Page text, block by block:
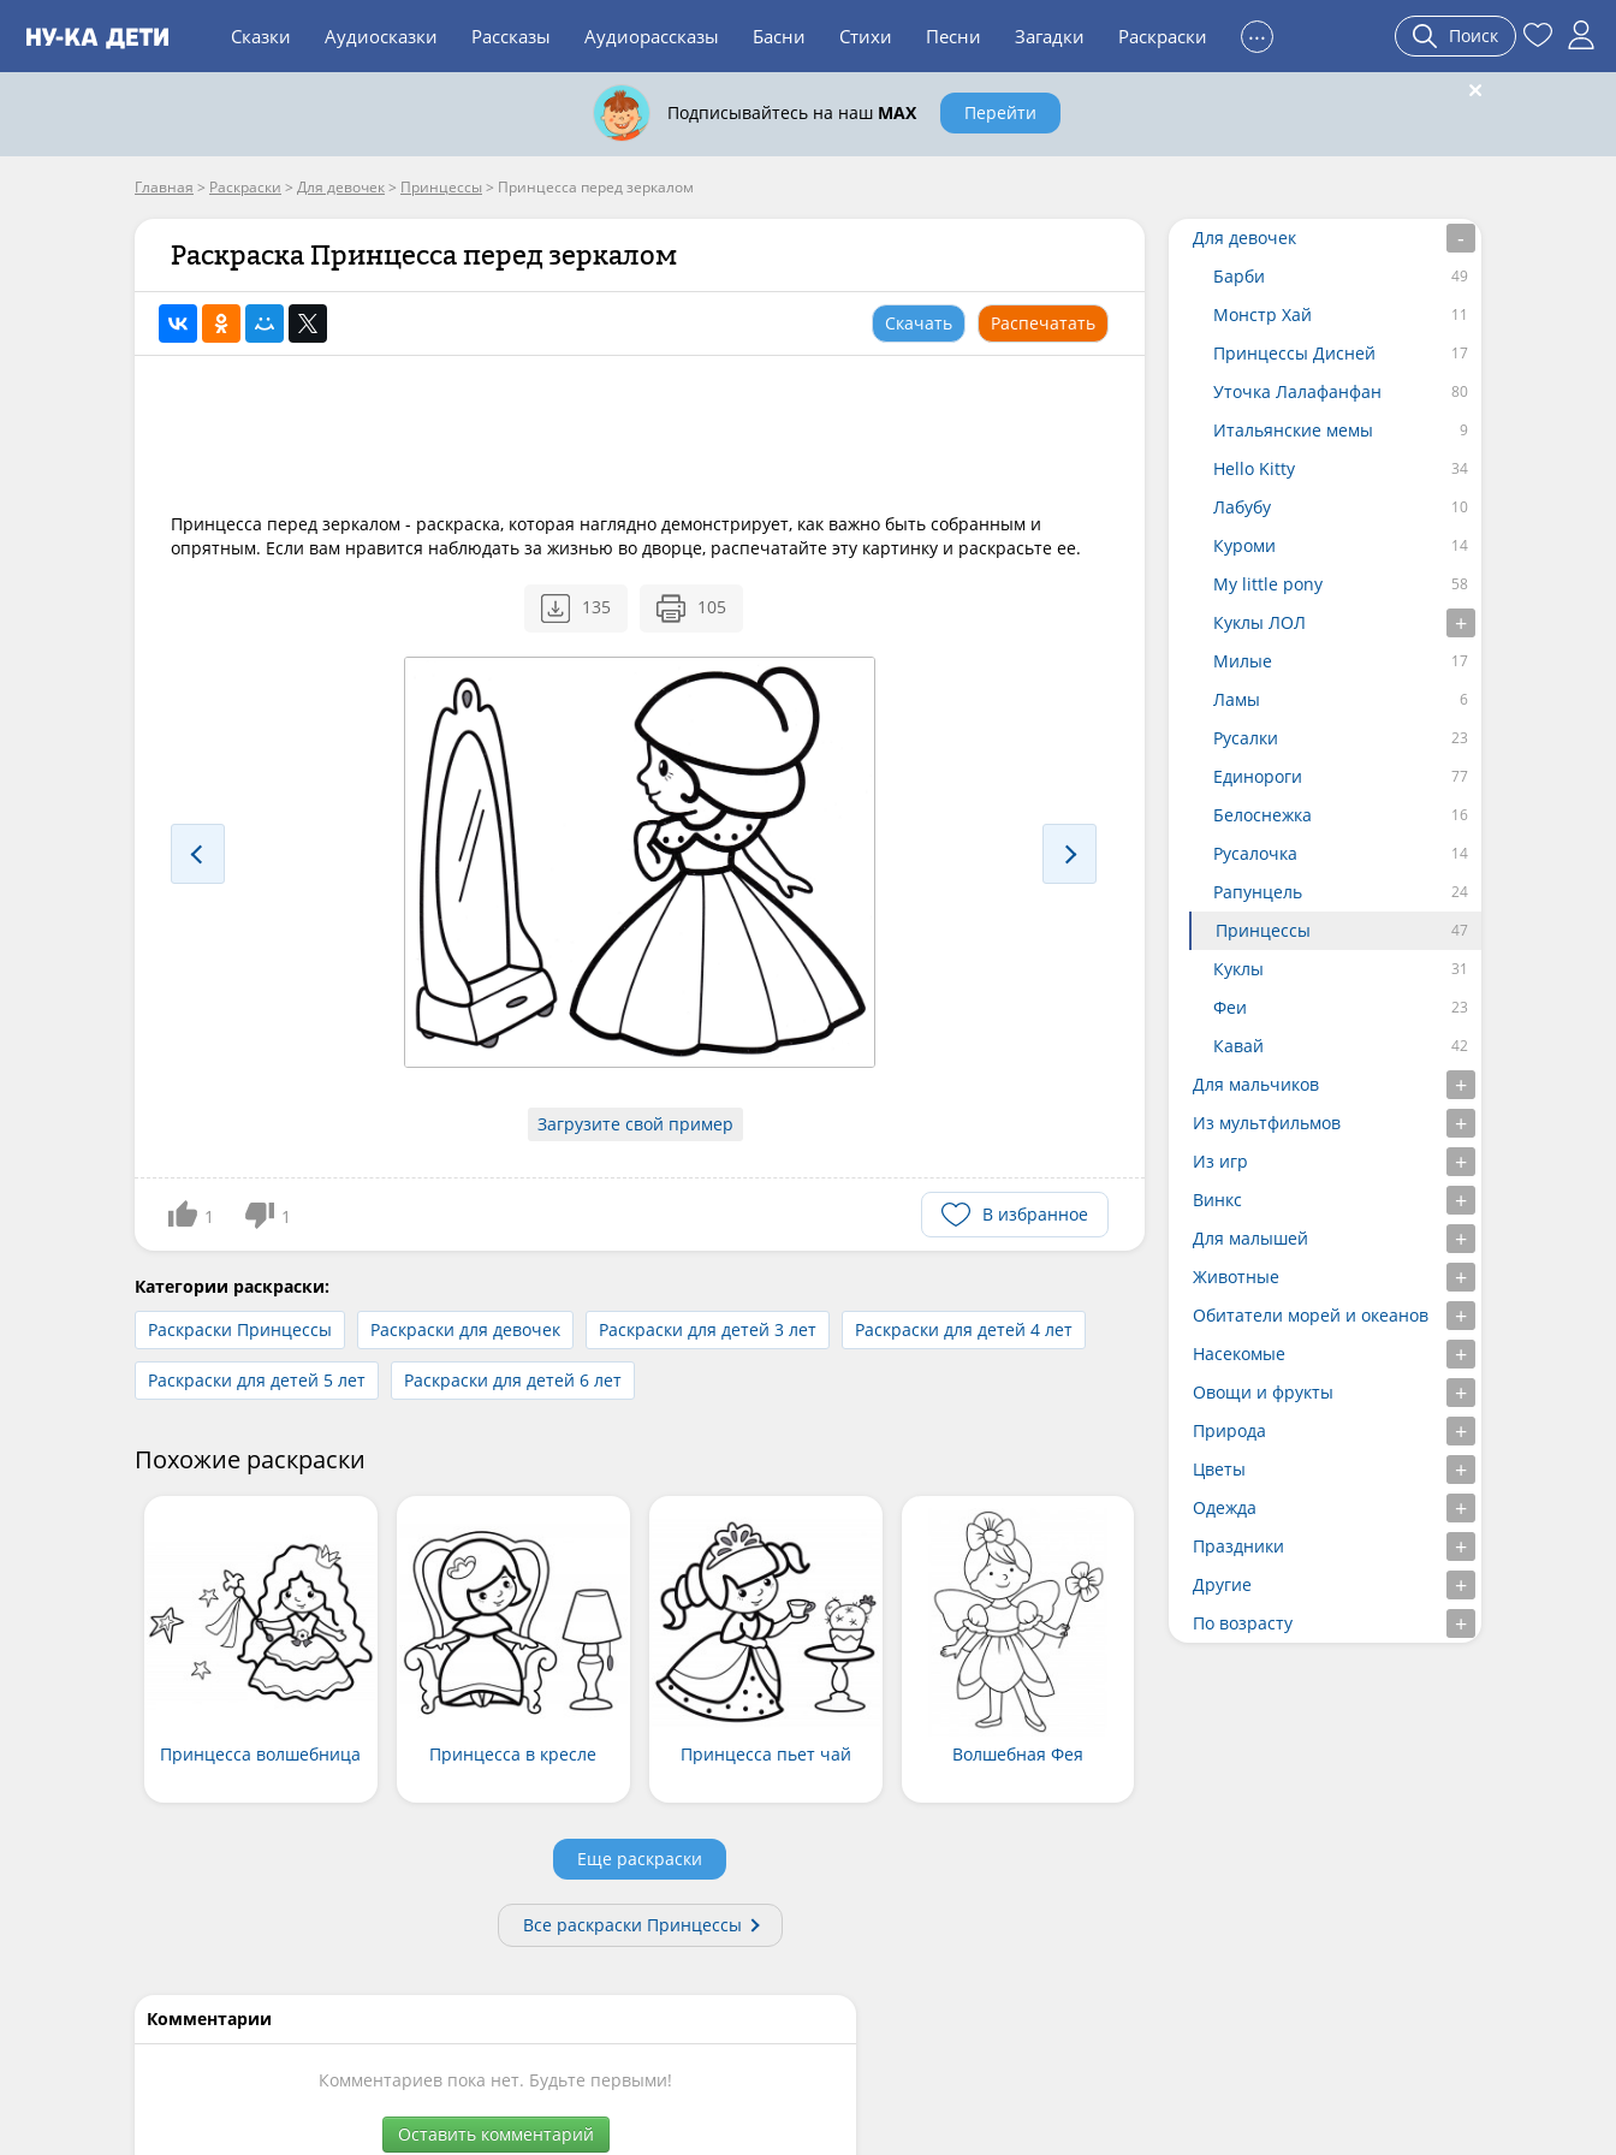
Сказки Аудиосказки Рассказы Аудиорассказы Басни Стихи Песни Загадки Раскраски ... Поиск
Подписывайтесь на наш MAX Перейти
Главная > Раскраски > Для девочек> Принцессы > Принцесса перед зеркалом
Раскраска Принцесса перед зеркалом
Скачать Распечатать
Принцесса перед зеркалом - раскраска, которая наглядно демонстрирует, как важно быть собранным и
опрятным. Если вам нравится наблюдать за жизнью во дворце, распечатайте эту картинку и раскрасьте ее.
135 105
Загрузите свой пример
1 1 В избранное
Категории раскраски:
Раскраски Принцессы
Раскраски для девочек Раскраски для детей 3 лет Раскраски для детей 4 лет
Раскраски для детей 5 лет Раскраски для детей 6 лет
Похожие раскраски
Принцесса волшебница Принцесса в кресле Принцесса пьет чай Волшебная Фея
Еще раскраски
Все раскраски Принцессы
Комментарии
Комментариев пока нет. Будьте первыми!
Оставить комментарий
Для девочек
Барби
Монстр Хай
Принцессы Дисней
Уточка Лалафанфан
Итальянские мемы
Hello Kitty
Лабубу
Куроми
My little pony
Куклы ЛОЛ
Милые
Ламы
Русалки
Единороги
Белоснежка
Русалочка
Рапунцель
Принцессы
Куклы
Феи
Кавай
Для мальчиков
Из мультфильмов
Из игр
Винкс
Для малышей
Животные
Обитатели морей и океанов
Насекомые
Овощи и фрукты
Природа
Цветы
Одежда
Праздники
Другие
По возрасту